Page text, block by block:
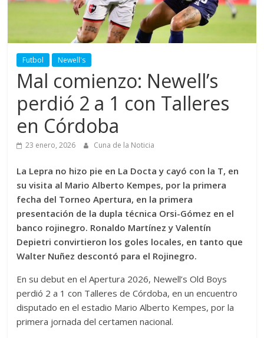
Futbol Newell's
Mal comienzo: Newell’s
perdió 2 a 1 con Talleres
en Córdoba
23 enero, 2026 Cuna de la Noticia
La Lepra no hizo pie en La Docta y cayó con la T, en
su visita al Mario Alberto Kempes, por la primera
fecha del Torneo Apertura, en la primera
presentación de la dupla técnica Orsi-Gómez en el
banco rojinegro. Ronaldo Martínez y Valentín
Depietri convirtieron los goles locales, en tanto que
Walter Nuñez descontó para el Rojinegro.
En su debut en el Apertura 2026, Newell’s Old Boys
perdió 2 a 1 con Talleres de Córdoba, en un encuentro
disputado en el estadio Mario Alberto Kempes, por la
primera jornada del certamen nacional.